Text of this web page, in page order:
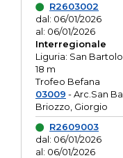
R2603002
dal: 06/01/2026
al: 06/01/2026
Interregionale
Liguria: San
18 m
Trofeo Befana
03009 - Arc.San
Briozzo, Giorgio
R2609003
dal: 06/01/2026
al: 06/01/2026